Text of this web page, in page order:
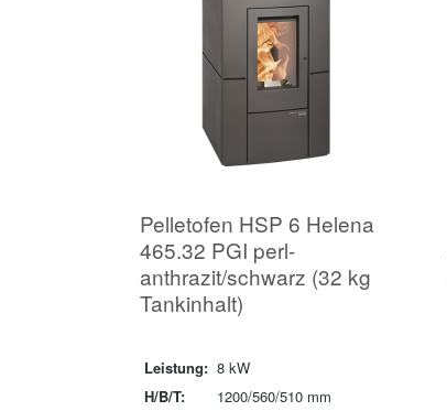
Pelletofen HSP 6 Helena
465.32 PGI perl-
anthrazit/schwarz (32 kg
Tankinhalt)
Leistung: 8 kW
H/B/T:
1200/560/510 mm